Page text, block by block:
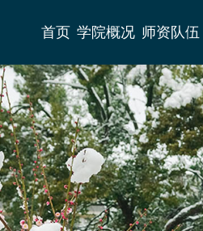
首页 学院概况 师资队伍